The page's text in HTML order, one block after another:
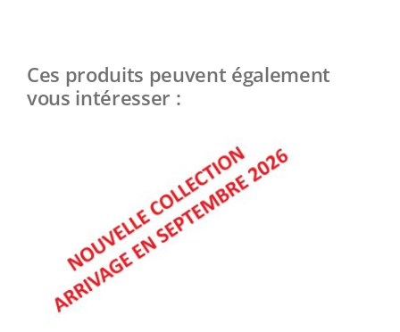
Ces produits peuvent également
vous intéresser :